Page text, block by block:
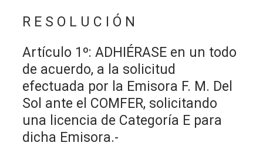
R E S O L U C I Ó N
Artículo 1º: ADHIÉRASE en un todo
de acuerdo, a la solicitud
efectuada por la Emisora F. M. Del
Sol ante el COMFER, solicitando
una licencia de Categoría E para
dicha Emisora.-